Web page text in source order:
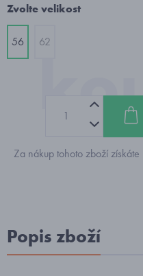
Zvolte velikost
56 62
Za nákup tohoto zboží získáte
Popis zboží